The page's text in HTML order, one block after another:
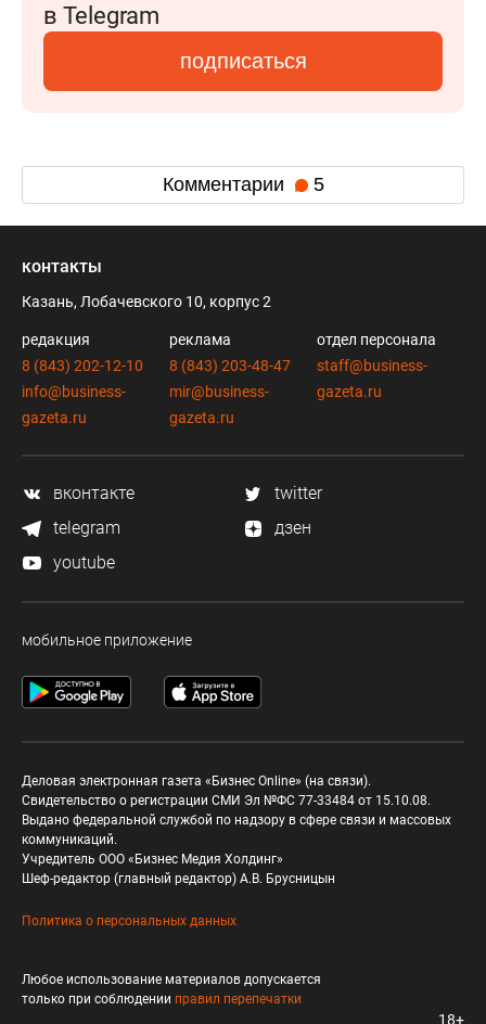
в Telegram
подписаться
Комментарии 5
контакты
Казань, Лобачевского 10, корпус 2
редакция
8 (843) 202-12-10
info@business-
gazeta.ru
реклама
8 (843) 203-48-47
mir@business-
gazeta.ru
отдел персонала
staff@business-
gazeta.ru
вконтакте
twitter
telegram
дзен
youtube
мобильное приложение
Деловая электронная газета «Бизнес Online» (на связи).
Свидетельство о регистрации СМИ Эл №ФС 77-33484 от 15.10.08.
Выдано федеральной службой по надзору в сфере связи и массовых
коммуникаций.
Учредитель ООО «Бизнес Медия Холдинг»
Шеф-редактор (главный редактор) А.В. Брусницын
Политика о персональных данных
Любое использование материалов допускается
только при соблюдении правил перепечатки
18+